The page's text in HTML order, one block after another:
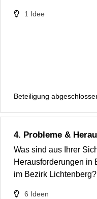
1 Idee
Beteiligung
4. Probleme &
Was sind aus Ihrer
Herausforderungen in
im Bezirk Lichtenberg?
6 Ideen